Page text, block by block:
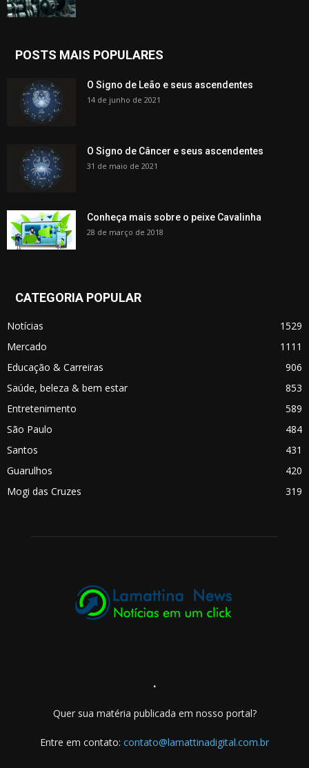
POSTS MAIS POPULARES
O Signo de Leão e seus ascendentes
14 de junho de 2021
O Signo de Câncer e seus ascendentes
31 de maio de 2021
Conheça mais sobre o peixe Cavalinha
28 de março de 2018
CATEGORIA POPULAR
Notícias
1529
Mercado
1111
Educação & Carreiras
906
Saúde, beleza & bem estar
853
Entretenimento
589
São Paulo
484
Santos
431
Guarulhos
420
Mogi das Cruzes
319
.
Quer sua matéria publicada em nosso portal?
Entre em contato: contato@lamattinadigital.com.br